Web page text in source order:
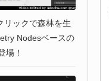
リックで森林を生
Nodesベースの
場！